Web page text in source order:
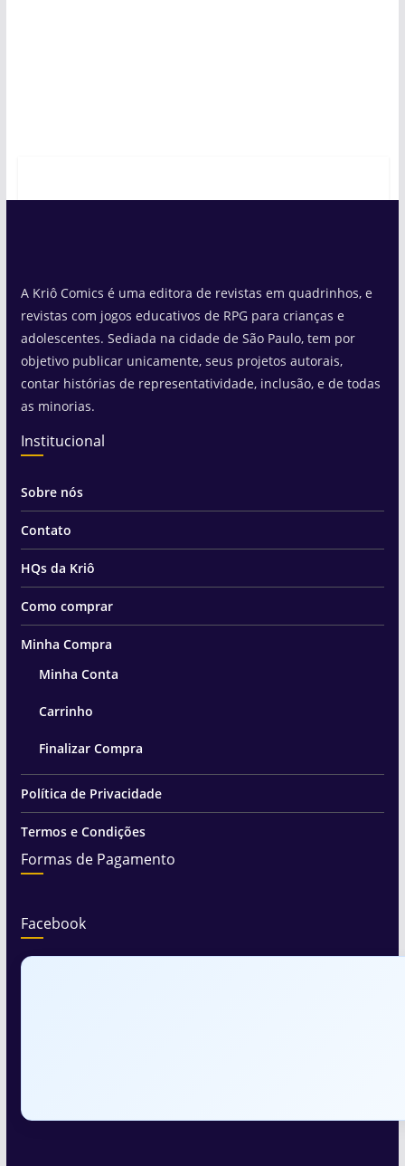
A Kriô Comics é uma editora de revistas em quadrinhos, e
revistas com jogos educativos de RPG para crianças e
adolescentes. Sediada na cidade de São Paulo, tem por
objetivo publicar unicamente, seus projetos autorais,
contar histórias de representatividade, inclusão, e de todas
as minorias.
Institucional
Sobre nós
Contato
HQs da Kriô
Como comprar
Minha Compra
Minha Conta
Carrinho
Finalizar Compra
Política de Privacidade
Termos e Condições
Formas de Pagamento
Facebook